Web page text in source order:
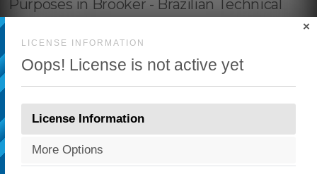
LICENSE INFORMATION
Oops! License is not active yet
×
License Information
More Options